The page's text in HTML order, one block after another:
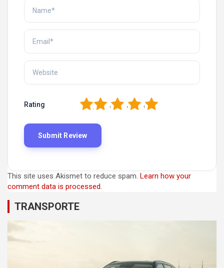
Rating 5
4
3
2
This site uses Akismet to reduce spam. Learn how your
comment data is processed.
TRANSPORTE